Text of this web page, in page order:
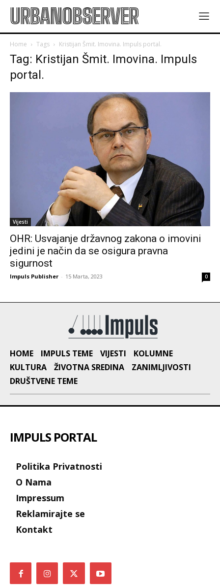
URBANOBSERVER
Home Tags Kristijan Šmit. Imovina. Impuls portal.
Tag: Kristijan Šmit. Imovina. Impuls
portal.
Vijesti
OHR: Usvajanje državnog zakona o imovini
jedini je način da se osigura pravna
sigurnost
Impuls Publisher - 15 Marta, 2023 0
HOME IMPULS TEME VIJESTI
KOLUMNE
KULTURA
ŽIVOTNA SREDINA
ZANIMLJIVOSTI
DRUŠTVENE TEME
IMPULS PORTAL
Politika Privatnosti
O Nama
Impressum
Reklamirajte se
Kontakt